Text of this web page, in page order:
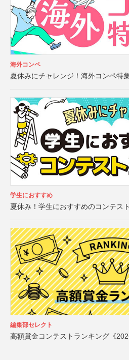
海外コンペ
夏休みにチャレンジ！海外コンペ特
学生におすすめ
夏休み！学生におすすめのコンテス
編集部セレクト
高額賞金コンテストランキング《